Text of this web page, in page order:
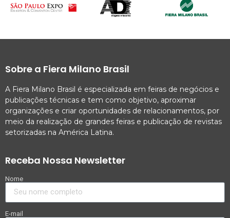
Sobre a Fiera Milano Brasil
A Fiera Milano Brasil é especializada em feiras de negócios e
publicações técnicas e tem como objetivo, aproximar
organizações e criar oportunidades de relacionamentos, por
meio da realização de grandes feiras e publicação de revistas
setorizadas na América Latina.
Receba Nossa Newsletter
Nome
E-mail